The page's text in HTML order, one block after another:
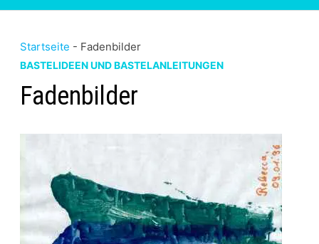
Startseite - Fadenbilder
BASTELIDEEN UND BASTELANLEITUNGEN
Fadenbilder